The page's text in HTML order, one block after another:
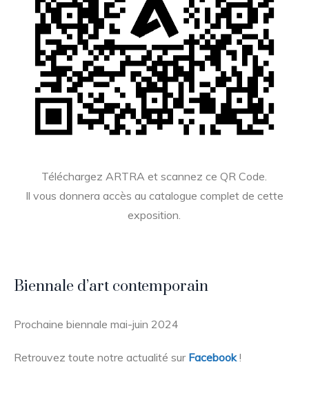
Téléchargez ARTRA et scannez ce QR Code.
Il vous donnera accès au catalogue complet de cette
exposition.
Biennale d’art contemporain
Prochaine biennale mai-juin 2024
Retrouvez toute notre actualité sur Facebook!